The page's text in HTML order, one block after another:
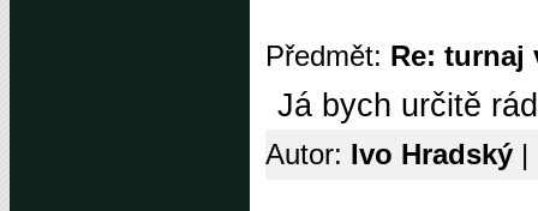
Předmět: Re: turnaj
Já bych určitě
Autor: Ivo Hradský |